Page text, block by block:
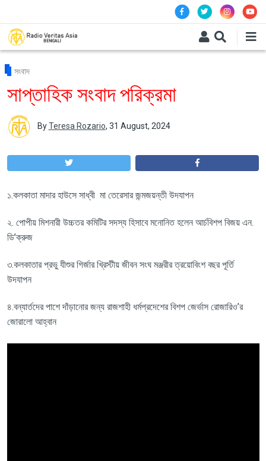
সংবাদ
সাপ্তাহিক সংবাদ পরিক্রমা
ByTeresa Rozario, 31 August, 2024
১.কলকাতা মাদার হাউসে সাধ্বী মা তেরেসার জন্মজয়ন্তী উদযাপন
২. পোপীয় মিশনারী উচ্চতর কমিটির সদস্য হিসাবে মনোনিত হলেন আর্চবিশপ বিজয় এন.
ডি’ক্রুজ
৩.কলকাতার প্রভু যীশুর গির্জার খ্রিস্টীয় জীবন সংঘ মঞ্জরীর ত্রয়োবিংশ বছর পূর্তি
উদযাপন
৪.বন্যার্তদের পাশে দাঁড়ানোর জন্য রাজশাহী ধর্মপ্রদেশের বিশপ জের্ভাস রোজারিও’র
জোরালো আহ্বান